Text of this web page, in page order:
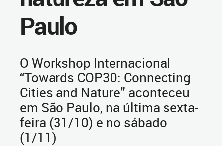
Paulo
O Workshop Internacional
“Towards COP30: Connecting
Cities and Nature” aconteceu
em São Paulo, na última sexta-
feira (31/10) e no sábado
(1/11)